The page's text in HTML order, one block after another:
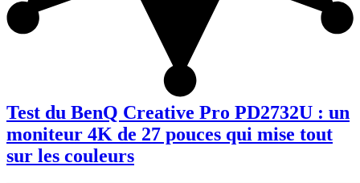
Test du BenQ Creative Pro PD2732U : un
moniteur 4K de 27 pouces qui mise tout
sur les couleurs